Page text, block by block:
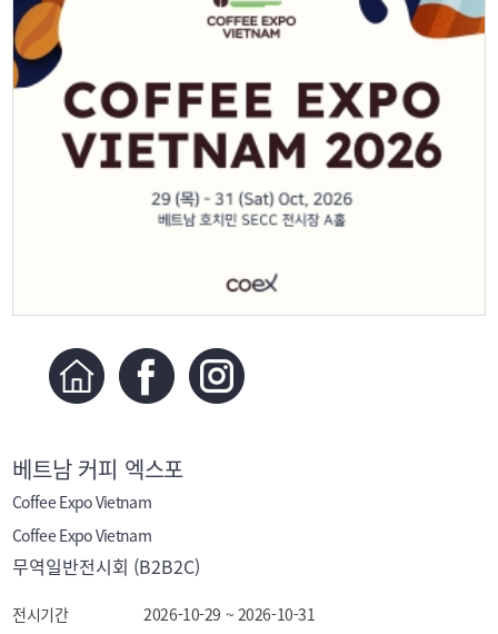
베트남 커피 엑스포
Coffee Expo Vietnam
Coffee Expo Vietnam
무역일반전시회 (B2B2C)
전시기간
2026-10-29 ~ 2026-10-31